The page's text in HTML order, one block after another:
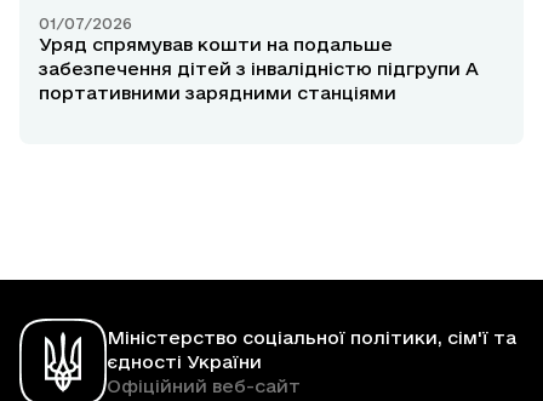
01/07/2026
Уряд спрямував кошти на подальше
забезпечення дітей з інвалідністю підгрупи А
портативними зарядними станціями
Міністерство соціальної політики, сім'ї та
єдності України
Офіційний веб-сайт